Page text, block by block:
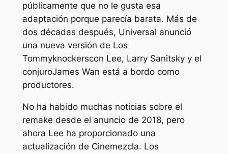
públicamente que no le gusta esa
adaptación porque parecía barata. Más de
dos décadas después, Universal anunció
una nueva versión de Los
Tommyknockerscon Lee, Larry Sanitsky y el
conjuroJames Wan está a bordo como
productores.
No ha habido muchas noticias sobre el
remake desde el anuncio de 2018, pero
ahora Lee ha proporcionado una
actualización de Cinemezcla. Los